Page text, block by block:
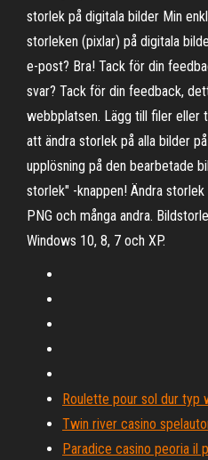
storlek på digitala bilder Min
storleken (pixlar) på digitala
e-post? Bra! Tack för din
svar? Tack för din feedback,
webbplatsen. Lägg till filer eller
att ändra storlek på alla bilder
upplösning på den bearbetade
storlek" -knappen! Ändra
PNG och många andra.
Windows 10, 8, 7 och XP.
Roulette pour sol dur typ
Twin river casino
Paradice casino peoria il